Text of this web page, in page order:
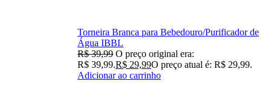
Torneira Branca para Bebedouro/Purificador de
Água IBBL
R$39,99 O preço original era:
R$ 39,99.R$ 29,99O preço atual é: R$ 29,99.
Adicionar ao carrinho